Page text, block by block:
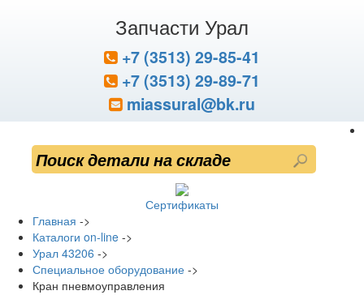
Запчасти Урал
+7 (3513) 29-85-41
+7 (3513) 29-89-71
miassural@bk.ru
Сертификаты
Главная ->
Каталоги on-line ->
Урал 43206 ->
Специальное оборудование ->
Кран пневмоуправления